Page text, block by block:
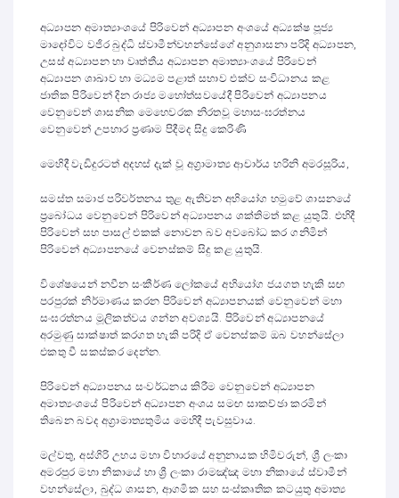
අධ්‍යාපන අමාත්‍යාංශයේ පිරිවෙන් අධ්‍යාපන අංශයේ අධ්‍යක්ෂ පූජ්‍ය
මාදෝවිට වජිර බුද්ධි ස්වාමීන්වහන්සේගේ අනුශාසනා පරිදි අධ්‍යාපන,
උසස් අධ්‍යාපන හා වෘත්තීය අධ්‍යාපන අමාත්‍යාංශයේ පිරිවෙන්
අධ්‍යාපන ශාඛාව හා මධ්‍යම පළාත් සභාව එක්ව සංවිධානය කළ
ජාතික පිරිවෙන් දින රාජ්‍ය මහෝත්සවයේදී පිරිවෙන් අධ්‍යාපනය
වෙනුවෙන් ශාසනික මෙහෙවරක නිරතවූ මහාසංඝරත්නය
වෙනුවෙන් උපහාර ප්‍රණාම පිදීමද සිදු කෙරිණි
මෙහිදී වැඩිදුරටත් අදහස් දැක් වූ අග්‍රාමාත්‍ය ආචාර්ය හරිනි අමරසූරිය,
සමස්ත සමාජ පරිවර්තනය තුළ ඇතිවන අභියෝග හමුවේ ශාසනයේ
ප්‍රබෝධය වෙනුවෙන් පිරිවෙන් අධ්‍යාපනය ශක්තිමත් කළ යුතුයි. එහිදී
පිරිවෙන් සහ පාසල් එකක් නොවන බව අවබෝධ කර ගනිමින්
පිරිවෙන් අධ්‍යාපනයේ වෙනස්කම් සිදු කළ යුතුයි.
වි⁣ශේෂයෙන් නවීන සංකීර්ණ ලෝකයේ අභියෝග ජයගත හැකි සඟ
පරපුරක් නිර්මාණය කරන පිරිවෙන් අධ්‍යාපනයක් වෙනුවෙන් මහා
සංඝරත්නය මූලිකත්වය ගන්න අවශ්‍යයි. පිරිවෙන් අධ්‍යාපනයේ
අරමුණු සාක්ෂාත් කරගත හැකි පරිදි ඒ වෙනස්කම් ඔබ වහන්සේලා
එකතු වී සකස්කර දෙන්න.
පිරිවෙන් අධ්‍යාපනය සංවර්ධනය කිරීම වෙනුවෙන් අධ්‍යාපන
අමාත්‍යංශයේ පිරිවෙන් අධ්‍යාපන අංශය සමඟ සාකච්ඡා කරමින්
තිබෙන බවද අග්‍රාමාත්‍යතුමිය මෙහිදී පැවසුවාය.
මල්වතු, අස්ගිරි උභය මහා විහාරයේ අනුනායක හිමිවරුන්, ශ්‍රී ලංකා
අමරපුර මහා නිකායේ හා ශ්‍රී ලංකා රාමඤ්ඤ මහා නිකායේ ස්වාමීන්
වහන්සේලා, බුද්ධ ශාසන, ආගමික සහ සංස්කෘතික කටයුතු අමාත්‍ය